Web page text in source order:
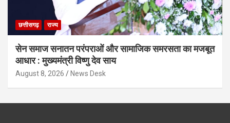
छत्तीसगढ़ राज्य
सेन समाज सनातन परंपराओं और सामाजिक समरसता का मजबूत
आधार : मुख्यमंत्री विष्णु देव साय
August 8, 2026 News Desk